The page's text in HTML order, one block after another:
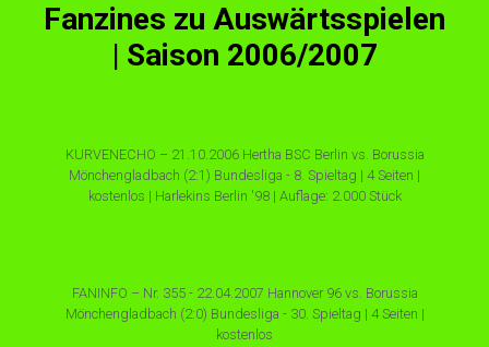
Fanzines zu Auswärtsspielen
| Saison 2006/2007
KURVENECHO – 21.10.2006 Hertha BSC Berlin vs. Borussia
Mönchengladbach (2:1) Bundesliga - 8. Spieltag | 4 Seiten |
kostenlos | Harlekins Berlin '98 | Auflage: 2.000 Stück
FANINFO – Nr. 355 - 22.04.2007 Hannover 96 vs. Borussia
Mönchengladbach (2:0) Bundesliga - 30. Spieltag | 4 Seiten |
kostenlos